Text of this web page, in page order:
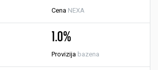
Cena NEXA
1.0%
Provizija bazena